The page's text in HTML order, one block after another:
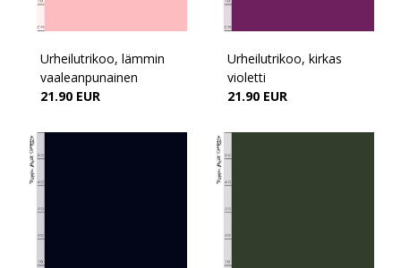
Urheilutrikoo, lämmin
vaaleanpunainen
21.90 EUR
Urheilutrikoo, kirkas
violetti
21.90 EUR